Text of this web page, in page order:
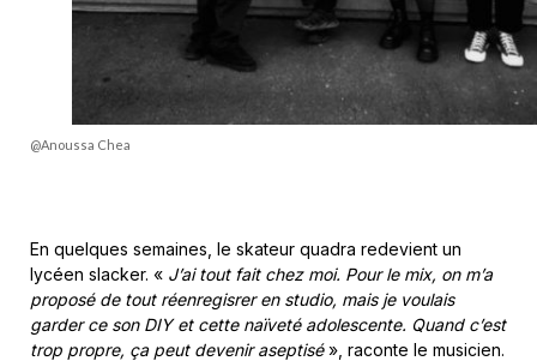
@Anoussa Chea
En quelques semaines, le skateur quadra redevient un
lycéen slacker. « J’ai tout fait chez moi. Pour le mix, on m’a
proposé de tout réenregisrer en studio, mais je voulais
garder ce son DIY et cette naïveté adolescente. Quand c’est
trop propre, ça peut devenir aseptisé», raconte le musicien.